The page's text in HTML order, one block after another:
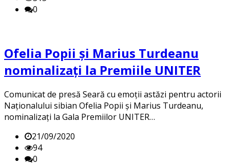
0
Ofelia Popii și Marius Turdeanu
nominalizați la Premiile UNITER
Comunicat de presă Seară cu emoții astăzi pentru actorii
Naționalului sibian Ofelia Popii și Marius Turdeanu,
nominalizați la Gala Premiilor UNITER…
21/09/2020
94
0